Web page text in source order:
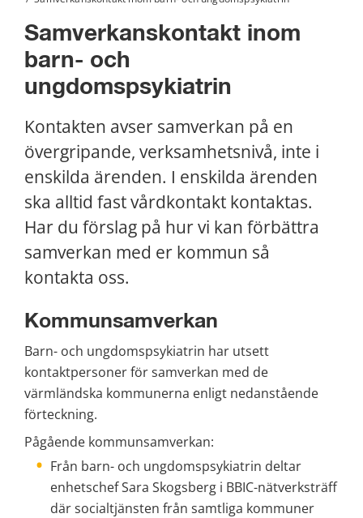
Samverkanskontakt inom
barn- och
ungdomspsykiatrin
Kontakten avser samverkan på en
övergripande, verksamhetsnivå, inte i
enskilda ärenden. I enskilda ärenden
ska alltid fast vårdkontakt kontaktas.
Har du förslag på hur vi kan förbättra
samverkan med er kommun så
kontakta oss.
Kommunsamverkan
Barn- och ungdomspsykiatrin har utsett
kontaktpersoner för samverkan med de
värmländska kommunerna enligt nedanstående
förteckning.
Pågående kommunsamverkan:
Från barn- och ungdomspsykiatrin deltar
enhetschef Sara Skogsberg i BBIC-nätverksträff
där socialtjänsten från samtliga kommuner